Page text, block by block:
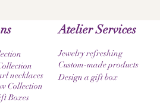
Collection
necklaces
Boxes
Atelier Services
Jewelry refreshing
Custom-made products
Design a gift box